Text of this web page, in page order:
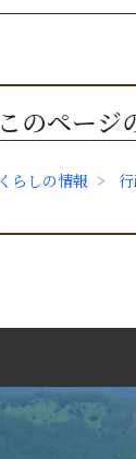
このページ
くらしの情報